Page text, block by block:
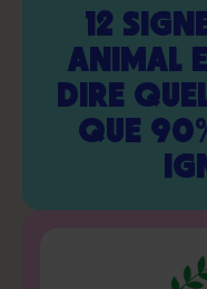
12
ANIMAL
DIRE
QUE